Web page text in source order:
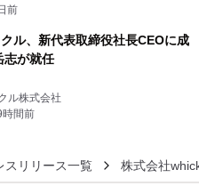
前
ル、新代表取締役社長CEOに成
志が就任
ル株式会社
時間前
スリリース一覧 株式会社